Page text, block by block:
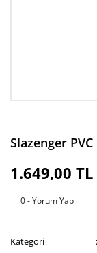
Slazenger
1.649,00 TL
0 - Yorum Yap
Kategori